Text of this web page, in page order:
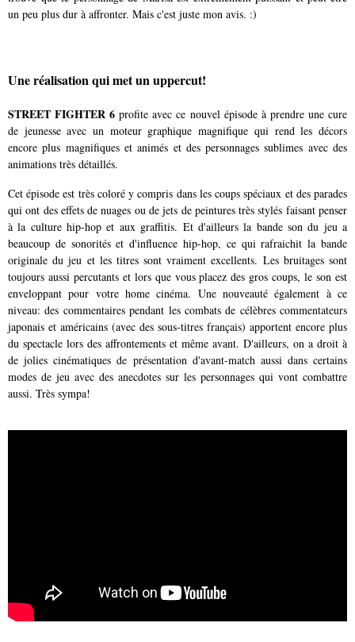
un peu plus dur à affronter. Mais c'est juste mon avis. :)
Une réalisation qui met un uppercut!
STREET FIGHTER 6 profite avec ce nouvel épisode à prendre une cure
de jeunesse avec un moteur graphique magnifique qui rend les décors
encore plus magnifiques et animés et des personnages sublimes avec des
animations très détaillés.
Cet épisode est très coloré y compris dans les coups spéciaux et des parades
qui ont des effets de nuages ou de jets de peintures très stylés faisant penser
à la culture hip-hop et aux graffitis. Et d'ailleurs la bande son du jeu a
beaucoup de sonorités et d'influence hip-hop, ce qui rafraichit la bande
originale du jeu et les titres sont vraiment excellents. Les bruitages sont
toujours aussi percutants et lors que vous placez des gros coups, le son est
enveloppant pour votre home cinéma. Une nouveauté également à ce
niveau: des commentaires pendant les combats de célèbres commentateurs
japonais et américains (avec des sous-titres français) apportent encore plus
du spectacle lors des affrontements et même avant. D'ailleurs, on a droit à
de jolies cinématiques de présentation d'avant-match aussi dans certains
modes de jeu avec des anecdotes sur les personnages qui vont combattre
aussi. Très sympa!